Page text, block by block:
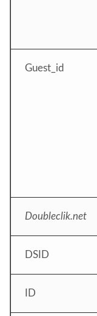
Guest_id
Doubleclik.net
DSID
ID